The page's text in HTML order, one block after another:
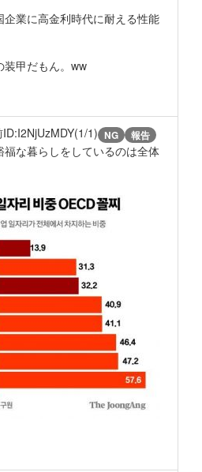
企業に高金利時代に耐える性能
装甲だもん。ww
ID:I2NjUzMDY(1/1) NG 報告
福な暮らしをしているのは全体